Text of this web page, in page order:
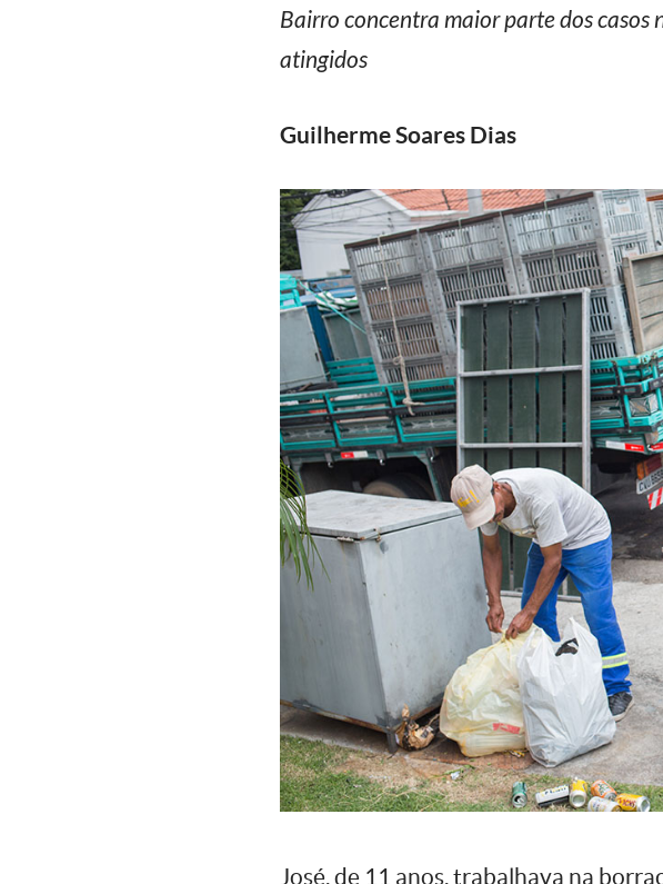
Bairro concentra maior parte dos casos
atingidos
Guilherme Soares Dias
José, de 11 anos, trabalhava na